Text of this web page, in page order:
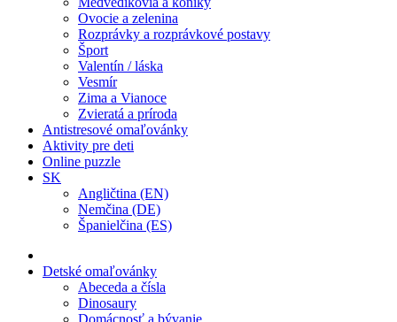
Ovocie a zelenina
Rozprávky a rozprávkové postavy
Šport
Valentín / láska
Vesmír
Zima a Vianoce
Zvieratá a príroda
Antistresové omaľovánky
Aktivity pre deti
Online puzzle
SK
Angličtina (EN)
Nemčina (DE)
Španielčina (ES)
Detské omaľovánky
Abeceda a čísla
Dinosaury
Domácnosť a bývanie